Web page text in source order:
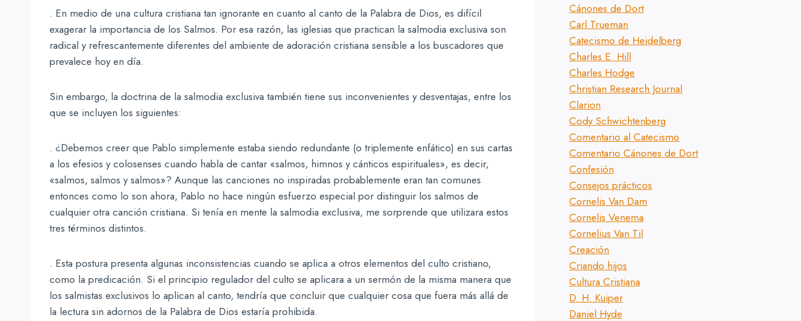
. En medio de una cultura cristiana tan ignorante en cuanto al canto de la Palabra de Dios, es difícil
exagerar la importancia de los Salmos. Por esa razón, las iglesias que practican la salmodia exclusiva son
radical y refrescantemente diferentes del ambiente de adoración cristiana sensible a los buscadores que
prevalece hoy en día.
Sin embargo, la doctrina de la salmodia exclusiva también tiene sus inconvenientes y desventajas, entre los
que se incluyen los siguientes:
. ¿Debemos creer que Pablo simplemente estaba siendo redundante (o triplemente enfático) en sus cartas
a los efesios y colosenses cuando habla de cantar «salmos, himnos y cánticos espirituales», es decir,
«salmos, salmos y salmos»? Aunque las canciones no inspiradas probablemente eran tan comunes
entonces como lo son ahora, Pablo no hace ningún esfuerzo especial por distinguir los salmos de
cualquier otra canción cristiana. Si tenía en mente la salmodia exclusiva, me sorprende que utilizara estos
tres términos distintos.
. Esta postura presenta algunas inconsistencias cuando se aplica a otros elementos del culto cristiano,
como la predicación. Si el principio regulador del culto se aplicara a un sermón de la misma manera que
los salmistas exclusivos lo aplican al canto, tendría que concluir que cualquier cosa que fuera más allá de
la lectura sin adornos de la Palabra de Dios estaría prohibida.
Cánones de Dort
Carl Trueman
Catecismo de Heidelberg
Charles E. Hill
Charles Hodge
Christian Research Journal
Clarion
Cody Schwichtenberg
Comentario al Catecismo
Comentario Cánones de Dort
Confesión
Consejos prácticos
Cornelis Van Dam
Cornelis Venema
Cornelius Van Til
Creación
Criando hijos
Cultura Cristiana
D. H. Kuiper
Daniel Hyde